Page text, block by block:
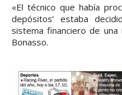
«El técnico que había
depósitos’ estaba
sistema financiero de una
Bonasso.